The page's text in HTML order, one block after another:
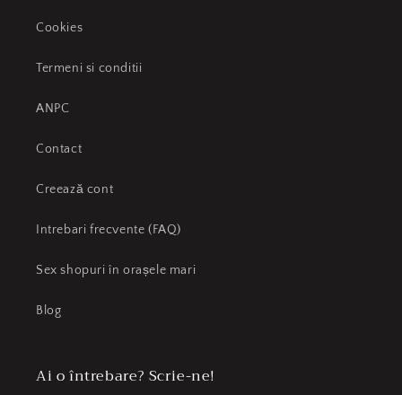
Cookies
Termeni si conditii
ANPC
Contact
Creează cont
Intrebari frecvente (FAQ)
Sex shopuri în orașele mari
Blog
Ai o întrebare? Scrie-ne!